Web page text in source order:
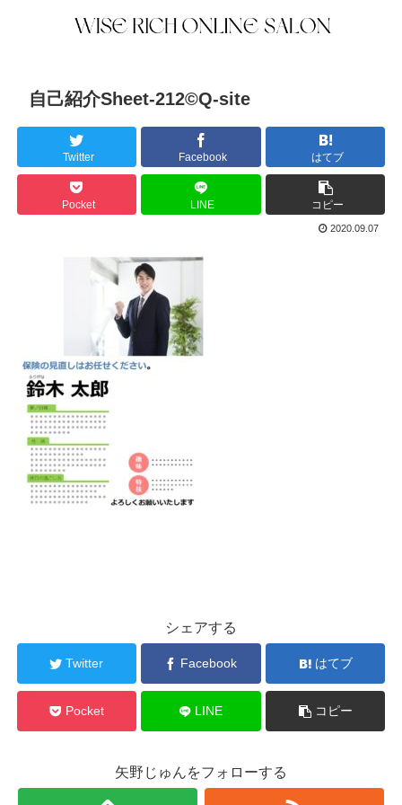
自己紹介Sheet-212©Q-site
Twitter Facebook はてブ
Pocket LINE コピー
2020.09.07
シェアする
Twitter Facebook はてブ
Pocket LINE コピー
矢野じゅんをフォローする